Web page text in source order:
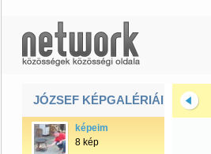
JÓZSEF KÉPGALÉRIÁI
képeim
8 kép